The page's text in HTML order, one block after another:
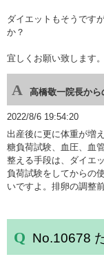
ダイエットもそうです
か？
宜しくお願い致します。
高橋敬一院長から
2022/8/6 19:54:20
出産後に更に体重が増
糖負荷試験、血圧、血
整える手段は、ダイエ
負荷試験をしてからの
いですよ。排卵の調整
No.10678